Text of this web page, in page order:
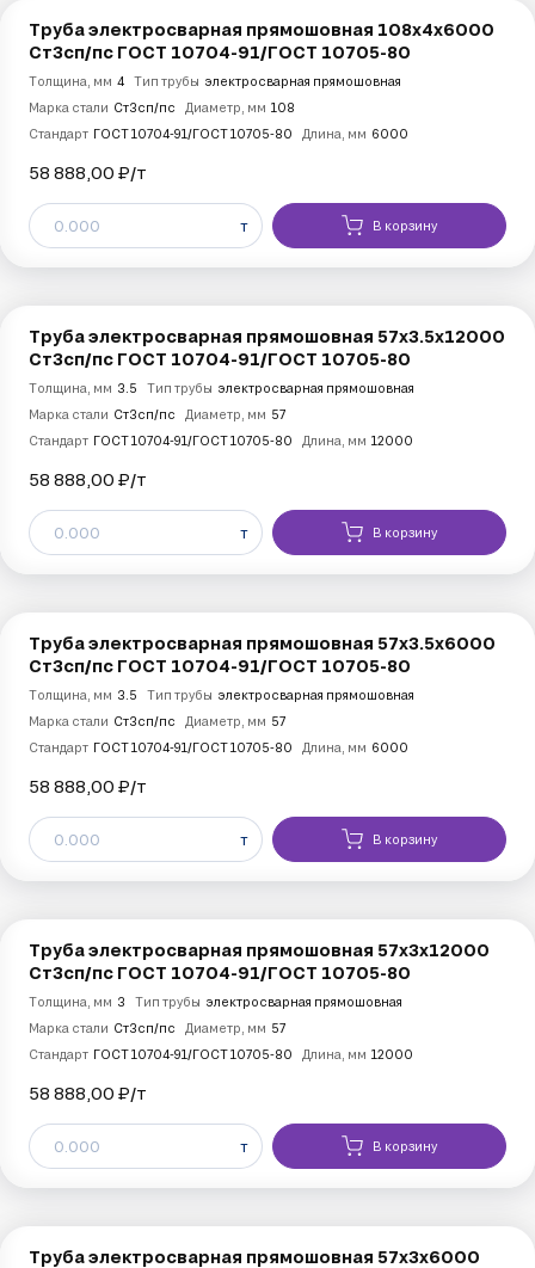
Труба электросварная прямошовная 108х4х6000
Ст3сп/пс ГОСТ 10704-91/ГОСТ 10705-80
Толщина, мм 4 Тип трубы электросварная прямошовная
Марка стали Ст3сп/пс Диаметр, мм 108
Стандарт ГОСТ 10704-91/ГОСТ 10705-80 Длина, мм 6000
58 888,00 ₽/т
т В корзину
Труба электросварная прямошовная 57х3.5х12000
Ст3сп/пс ГОСТ 10704-91/ГОСТ 10705-80
Толщина, мм 3.5 Тип трубы электросварная прямошовная
Марка стали Ст3сп/пс Диаметр, мм 57
Стандарт ГОСТ 10704-91/ГОСТ 10705-80 Длина, мм 12000
58 888,00 ₽/т
т В корзину
Труба электросварная прямошовная 57х3.5х6000
Ст3сп/пс ГОСТ 10704-91/ГОСТ 10705-80
Толщина, мм 3.5 Тип трубы электросварная прямошовная
Марка стали Ст3сп/пс Диаметр, мм 57
Стандарт ГОСТ 10704-91/ГОСТ 10705-80 Длина, мм 6000
58 888,00 ₽/т
т В корзину
Труба электросварная прямошовная 57х3х12000
Ст3сп/пс ГОСТ 10704-91/ГОСТ 10705-80
Толщина, мм 3 Тип трубы электросварная прямошовная
Марка стали Ст3сп/пс Диаметр, мм 57
Стандарт ГОСТ 10704-91/ГОСТ 10705-80 Длина, мм 12000
58 888,00 ₽/т
т В корзину
Труба электросварная прямошовная 57х3х6000